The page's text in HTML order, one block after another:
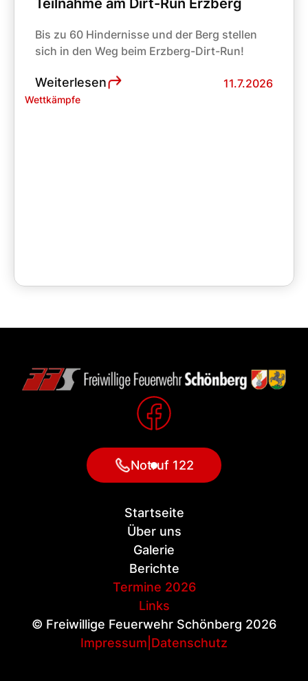
Wettkämpfe
Bis zu 60 Hindernisse und der Berg stellen
sich in den Weg beim Erzberg-Dirt-Run!
Weiterlesen 11.7.2026
Notruf 122
Startseite
Über uns
Galerie
Berichte
Termine 2026
Links
© Freiwillige Feuerwehr Schönberg 2026
Impressum Datenschutz